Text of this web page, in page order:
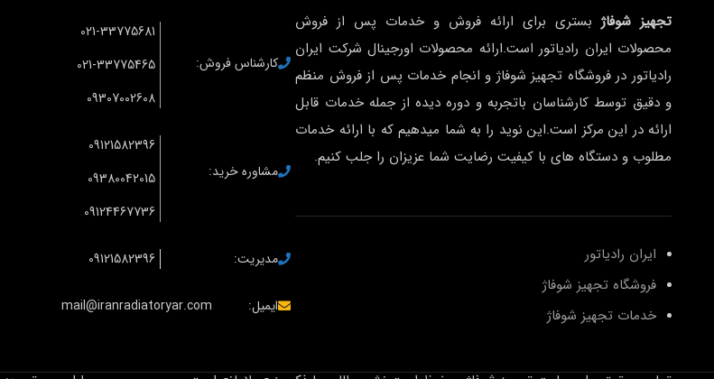
تجهیز شوفاژبستری برای ارائه فروش و خدمات پس از فروش
محصولات ایران رادیاتور است.ارائه محصولات اورجینال شرکت ایران
رادیاتور در فروشگاه تجهیز شوفاژ و انجام خدمات پس از فروش منظم
و دقیق توسط کارشناسان باتجربه و دوره دیده از جمله خدمات قابل
ارائه در این مرکز است.این نوید را به شما میدهیم که با ارائه خدمات
مطلوب و دستگاه های با کیفیت رضایت شما عزیزان را جلب کنیم.
ایران رادیاتور
فروشگاه تجهیز شوفاژ
خدمات تجهیز شوفاژ
021-33775681
021-33775465
09307002608
09121582396
09380042015
09124467736
09121582396
mail@iranradiatoryar.com
کارشناس فروش:
مشاوره خرید:
مدیریت:
ایمیل: